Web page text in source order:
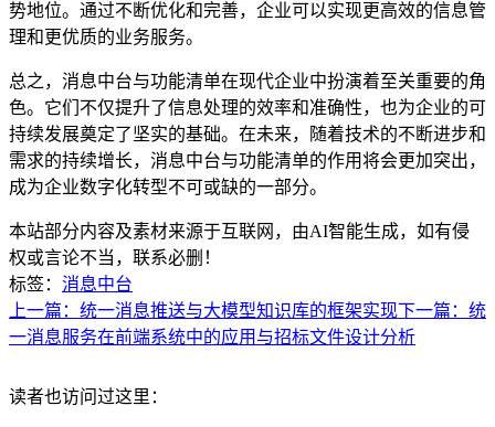
势地位。通过不断优化和完善，企业可以实现更高效的信息管
理和更优质的业务服务。
总之，消息中台与功能清单在现代企业中扮演着至关重要的角
色。它们不仅提升了信息处理的效率和准确性，也为企业的可
持续发展奠定了坚实的基础。在未来，随着技术的不断进步和
需求的持续增长，消息中台与功能清单的作用将会更加突出，
成为企业数字化转型不可或缺的一部分。
本站部分内容及素材来源于互联网，由AI智能生成，如有侵
权或言论不当，联系必删！
标签： 消息中台
上一篇：统一消息推送与大模型知识库的框架实现下一篇：统
一消息服务在前端系统中的应用与招标文件设计分析
读者也访问过这里：